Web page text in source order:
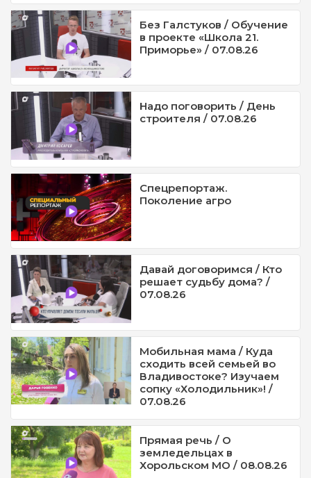
Без Галстуков / Обучение
в проекте «Школа 21.
Приморье» / 07.08.26
Надо поговорить / День
строителя / 07.08.26
Спецрепортаж.
Поколение агро
Давай договоримся / Кто
решает судьбу дома? /
07.08.26
Мобильная мама / Куда
сходить всей семьей во
Владивостоке? Изучаем
сопку «Холодильник»! /
07.08.26
Прямая речь / О
земледельцах в
Хорольском МО / 08.08.26